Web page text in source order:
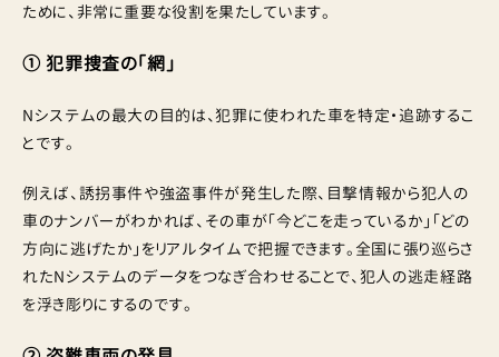
ために、非常に重要な役割を果たしています。
① 犯罪捜査の「網」
Nシステムの最大の目的は、犯罪に使われた車を特定・追跡するこ
とです。
例えば、誘拐事件や強盗事件が発生した際、目撃情報から犯人の
車のナンバーがわかれば、その車が「今どこを走っているか」「どの
方向に逃げたか」をリアルタイムで把握できます。全国に張り巡らさ
れたNシステムのデータをつなぎ合わせることで、犯人の逃走経路
を浮き彫りにするのです。